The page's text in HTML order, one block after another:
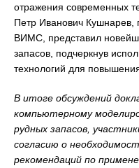
отражения современных
Петр Иванович Кушнарев,
ВИМС, представил
запасов, подчеркнув
технологий для
В итоге обсуждений
компьютерному
рудных запасов,
согласию о
рекомендаций по